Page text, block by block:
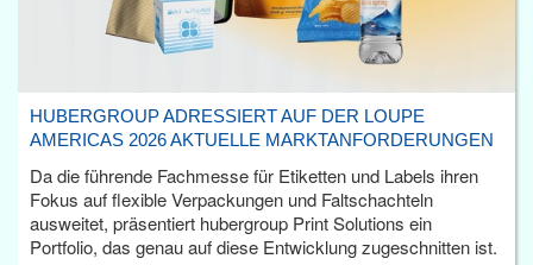
HUBERGROUP ADRESSIERT AUF DER LOUPE
AMERICAS 2026 AKTUELLE MARKTANFORDERUNGEN
Da die führende Fachmesse für Etiketten und Labels ihren
Fokus auf flexible Verpackungen und Faltschachteln
ausweitet, präsentiert hubergroup Print Solutions ein
Portfolio, das genau auf diese Entwicklung zugeschnitten ist.